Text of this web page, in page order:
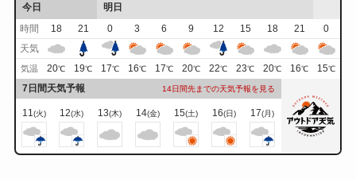
今日
明日
時間
18 21 0 3 6 9 12 15 18 21
0
天気
気温 20℃ 19℃ 17℃ 16℃ 17℃ 20℃ 22℃ 23℃ 20℃ 16℃ 15℃
7日間天気予報 14日間先までの天気予報を見る
11(火) 12(水) 13(木) 14(金) 15(土) 16(日) 17(月)